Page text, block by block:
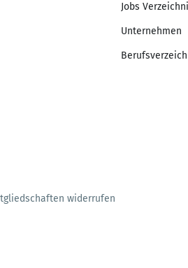
Jobs
Unternehmen
widerrufen